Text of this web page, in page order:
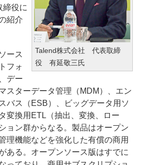
Talend株式会社 代表取締
役 有延敬三氏
締役に
紹介
ース
フォ
デー
スターデータ管理（MDM）、エン
バス（ESB）、ビッグデータ用ソ
変換用ETL（抽出、変換、ロー
ョン群からなる。製品はオープン
理機能などを強化した有償の商用
ある。オープンソース版はすでに